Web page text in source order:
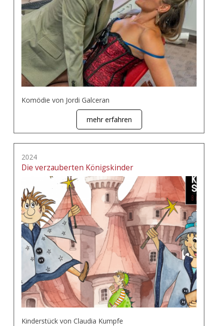
Komödie von Jordi Galceran
mehr erfahren
2024
Die verzauberten Königskinder
Kinderstück von Claudia Kumpfe